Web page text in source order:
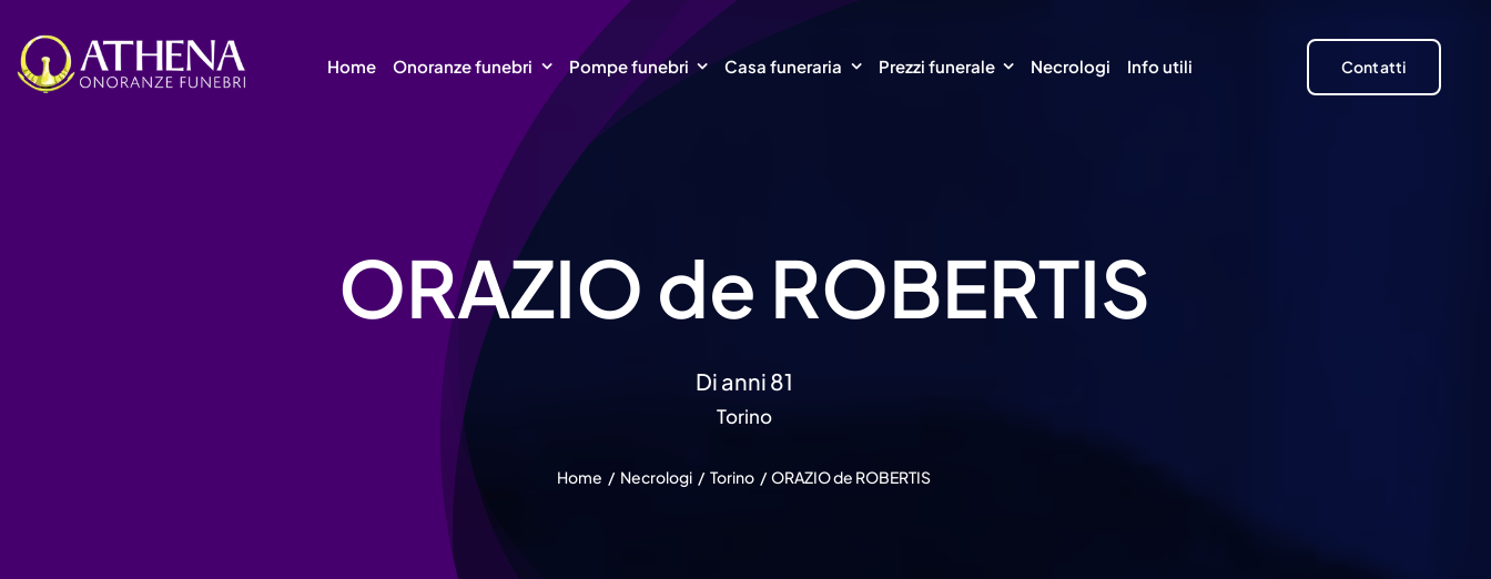
content
Home Onoranze funebri Pompe funebri Casa funeraria Prezzi funerale Necrologi Info utili Contatti
ORAZIO de ROBERTIS
Di anni 81
Torino
Home Necrologi Torino ORAZIO de ROBERTIS